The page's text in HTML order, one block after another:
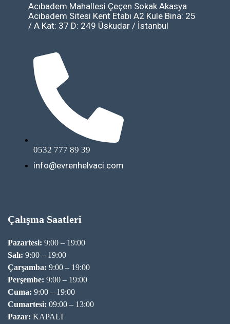
Acıbadem Mahallesi Çeçen Sokak Akasya
Acıbadem Sitesi Kent Etabı A2 Kule Bina: 25
/ A Kat: 37 D: 249 Üskudar / İstanbul
0532 777 89 39
info@evrenhelvaci.com
Çalışma Saatleri
Pazartesi: 9:00 – 19:00
Salı: 9:00 – 19:00
Çarşamba: 9:00 – 19:00
Perşembe: 9:00 – 19:00
Cuma: 9:00 – 19:00
Cumartesi: 09:00 – 13:00
Pazar: KAPALI